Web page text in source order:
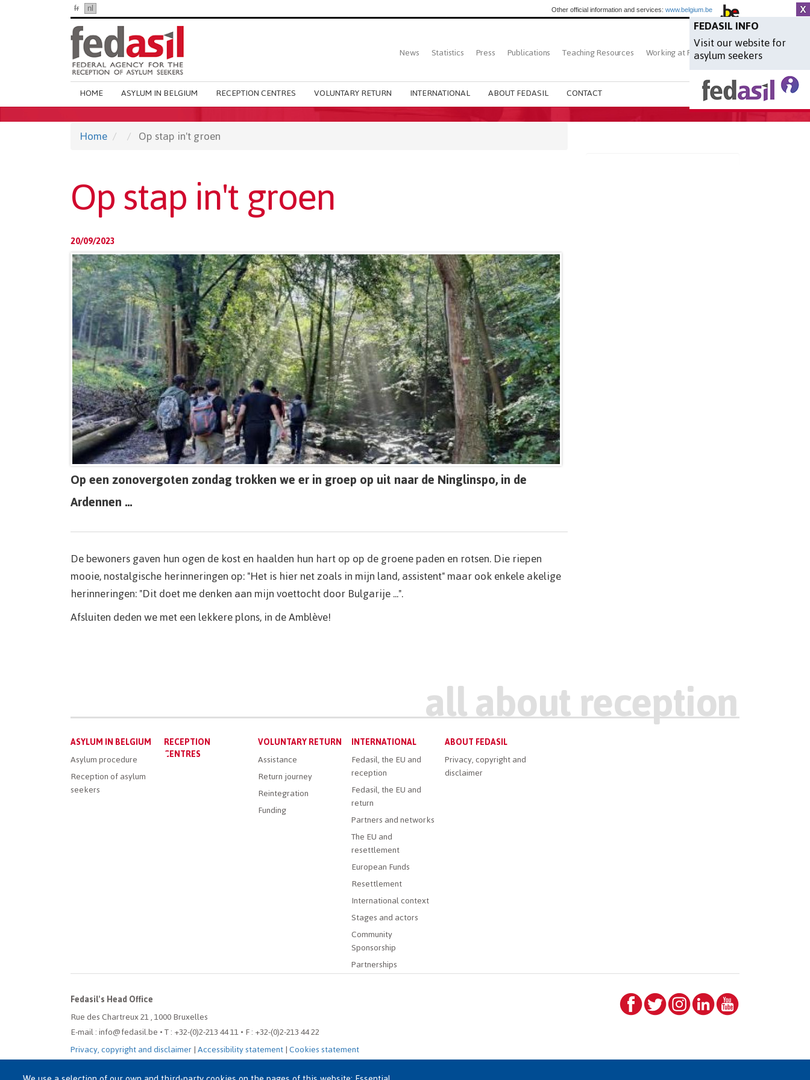
FEDASIL INFO
Visit our website for
asylum seekers
fr nl Other official information and services: www.belgium.be
Top
Main
menu
News Statistics Press Publications Teaching Resources Working at Fedasil Search
Main
navigation
HOME ASYLUM IN BELGIUM RECEPTION CENTRES VOLUNTARY RETURN INTERNATIONAL ABOUT FEDASIL CONTACT
Home Op stap in't groen
Op stap in't groen
20/09/2023
Op een zonovergoten zondag trokken we er in groep op uit naar de Ninglinspo, in de
Ardennen ...
De bewoners gaven hun ogen de kost en haalden hun hart op op de groene paden en rotsen. Die riepen
mooie, nostalgische herinneringen op: "Het is hier net zoals in mijn land, assistent" maar ook enkele akelige
herinneringen: "Dit doet me denken aan mijn voettocht door Bulgarije ...".
Afsluiten deden we met een lekkere plons, in de Amblève!
Main
menu
ASYLUM IN BELGIUM
Asylum procedure
Reception of asylum
seekers
RECEPTION
CENTRES
VOLUNTARY RETURN
Assistance
Return journey
Reintegration
Funding
INTERNATIONAL
Fedasil, the EU and
reception
Fedasil, the EU and
return
Partners and networks
The EU and
resettlement
European Funds
Resettlement
International context
Stages and actors
Community
Sponsorship
Partnerships
ABOUT FEDASIL
Privacy, copyright and
disclaimer
Fedasil's Head Office
Rue des Chartreux 21 , 1000 Bruxelles
E-mail : info@fedasil.be • T : +32-(0)2-213 44 11 • F : +32-(0)2-213 44 22
Privacy, copyright and disclaimer|Accessibility statement|Cookies statement